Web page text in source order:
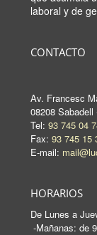
laboral y de
CONTACTO
Av. Francesc
08208
Tel: 93 745 04
Fax: 93 745 15
E-mail:
HORARIOS
De Lunes a
-Mañanas: de